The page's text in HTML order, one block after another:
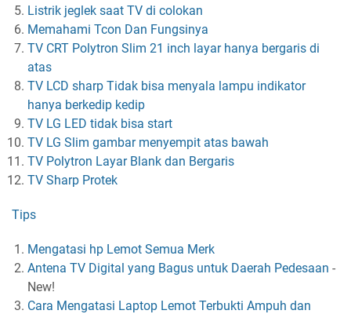
Listrik jeglek saat TV di colokan
Memahami Tcon Dan Fungsinya
TV CRT Polytron Slim 21 inch layar hanya bergaris di
atas
TV LCD sharp Tidak bisa menyala lampu indikator
hanya berkedip kedip
TV LG LED tidak bisa start
TV LG Slim gambar menyempit atas bawah
TV Polytron Layar Blank dan Bergaris
TV Sharp Protek
Tips
Mengatasi hp Lemot Semua Merk
Antena TV Digital yang Bagus untuk Daerah Pedesaan -
New!
Cara Mengatasi Laptop Lemot Terbukti Ampuh dan